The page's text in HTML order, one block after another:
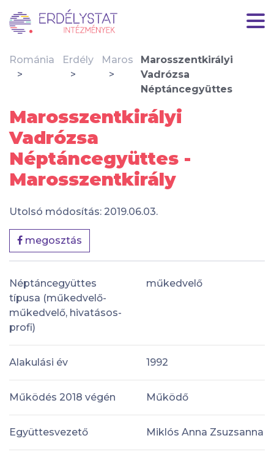
Románia Erdély Maros
Marosszentkirályi
Vadrózsa
Néptáncegyüttes
Marosszentkirályi
Vadrózsa
Néptáncegyüttes -
Marosszentkirály
Utolsó módosítás: 2019.06.03.
megosztás
Néptáncegyüttes
típusa (műkedvelő-
műkedvelő, hivatásos-
profi)
műkedvelő
Alakulási év 1992
Működés 2018 végén Működő
Együttesvezető Miklós Anna Zsuzsanna